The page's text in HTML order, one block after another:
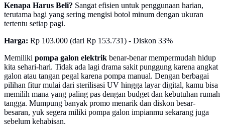
Kenapa Harus Beli? Sangat efisien untuk penggunaan harian,
terutama bagi yang sering mengisi botol minum dengan ukuran
tertentu setiap pagi.
Harga: Rp 103.000 (dari Rp 153.731) - Diskon 33%
Memiliki pompa galon elektrik benar-benar mempermudah hidup
kita sehari-hari. Tidak ada lagi drama sakit punggung karena angkat
galon atau tangan pegal karena pompa manual. Dengan berbagai
pilihan fitur mulai dari sterilisasi UV hingga layar digital, kamu bisa
memilih mana yang paling pas dengan budget dan kebutuhan rumah
tangga. Mumpung banyak promo menarik dan diskon besar-
besaran, yuk segera miliki pompa galon impianmu sekarang juga
sebelum kehabisan.